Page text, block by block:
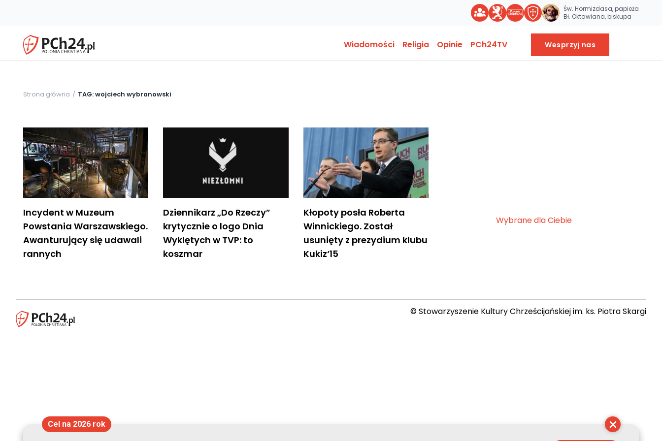
Św. Hormizdasa, papieża
Bł. Oktawiana, biskupa
Wiadomości Religia Opinie PCh24TV Wesprzyj nas
Strona główna TAG: wojciech wybranowski
Incydent w Muzeum
Powstania Warszawskiego.
Awanturujący się udawali
rannych
Dziennikarz „Do Rzeczy”
krytycznie o logo Dnia
Wyklętych w TVP: to
koszmar
Kłopoty posła Roberta
Winnickiego. Został
usunięty z prezydium klubu
Kukiz‘15
Wybrane dla Ciebie
© Stowarzyszenie Kultury Chrześcijańskiej im. ks. Piotra Skargi
×
Cel na 2026 rok